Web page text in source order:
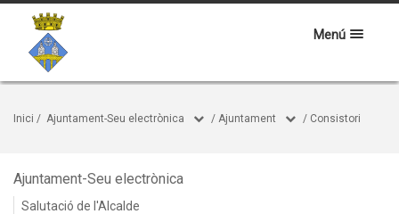
Menú
Inici / Ajuntament-Seu electrònica / Ajuntament / Consistori
Ajuntament-Seu electrònica
Salutació de l'Alcalde